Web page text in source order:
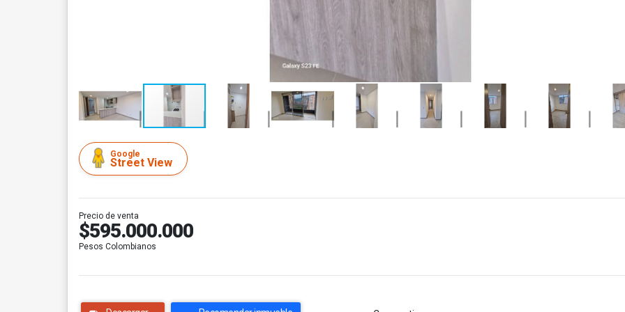
Google
Street View
Precio de venta
$595.000.000
Pesos Colombianos